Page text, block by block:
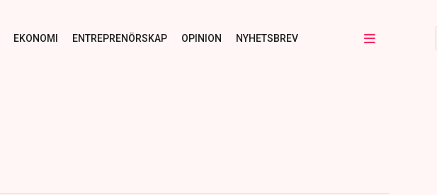
EKONOMI ENTREPRENÖRSKAP OPINION NYHETSBREV